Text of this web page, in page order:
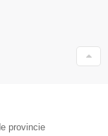
provincie